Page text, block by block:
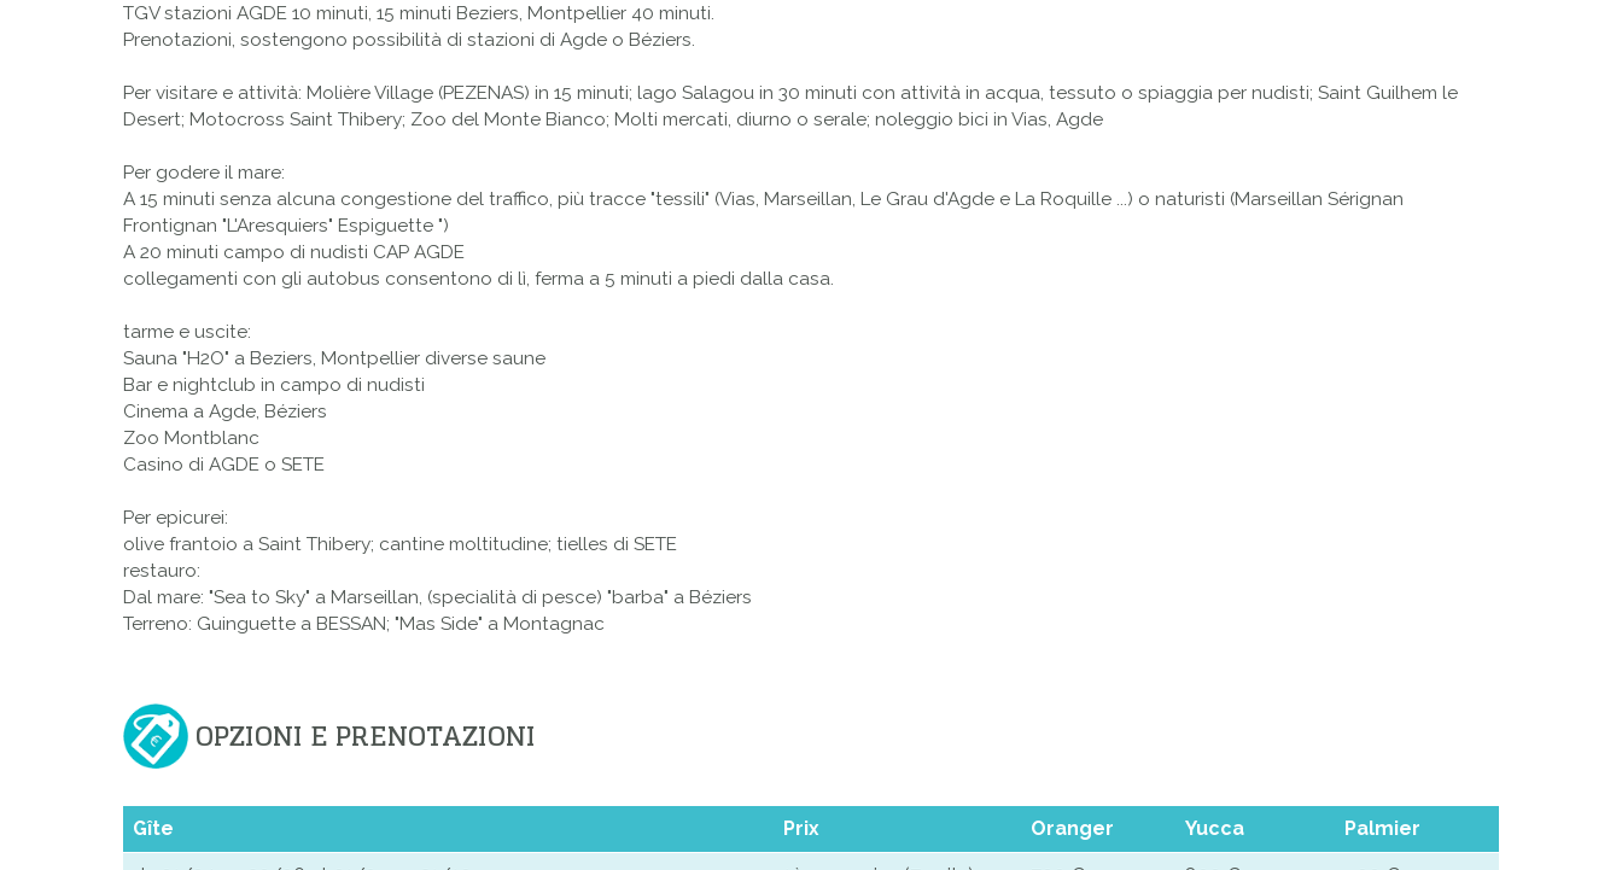
TGV stazioni AGDE 10 minuti, 15 minuti Beziers, Montpellier 40 minuti.
Prenotazioni, sostengono possibilità di stazioni di Agde o Béziers.
Per visitare e attività: Molière Village (PEZENAS) in 15 minuti; lago Salagou in 30 minuti con attività in acqua, tessuto o spiaggia per nudisti; Saint Guilhem le
Desert; Motocross Saint Thibery; Zoo del Monte Bianco; Molti mercati, diurno o serale; noleggio bici in Vias, Agde
Per godere il mare:
A 15 minuti senza alcuna congestione del traffico, più tracce "tessili" (Vias, Marseillan, Le Grau d'Agde e La Roquille ...) o naturisti (Marseillan Sérignan
Frontignan "L'Aresquiers" Espiguette ")
A 20 minuti campo di nudisti CAP AGDE
collegamenti con gli autobus consentono di lì, ferma a 5 minuti a piedi dalla casa.
tarme e uscite:
Sauna "H2O" a Beziers, Montpellier diverse saune
Bar e nightclub in campo di nudisti
Cinema a Agde, Béziers
Zoo Montblanc
Casino di AGDE o SETE
Per epicurei:
olive frantoio a Saint Thibery; cantine moltitudine; tielles di SETE
restauro:
Dal mare: "Sea to Sky" a Marseillan, (specialità di pesce) "barba" a Béziers
Terreno: Guinguette a BESSAN; "Mas Side" a Montagnac
OPZIONI E PRENOTAZIONI
Gîte Prix Oranger Yucca Palmier